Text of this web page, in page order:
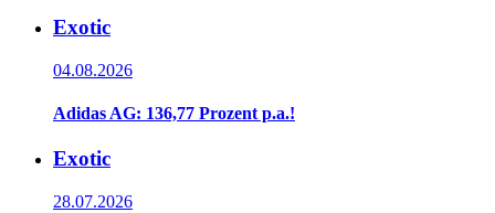
Exotic
04.08.2026
Adidas AG: 136,77 Prozent p.a.!
Exotic
28.07.2026